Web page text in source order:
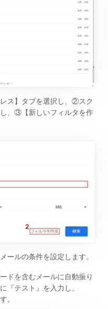
ス】タブを選択し、②スク
、③【新しいフィルタを作
ールの条件を設定します。
ドを含むメールに自動振り
『テスト』を入力し、
。